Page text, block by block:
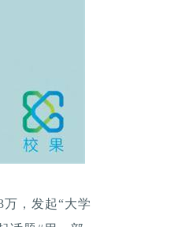
，发起“大学